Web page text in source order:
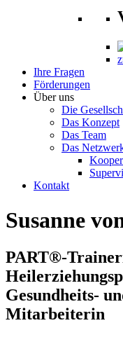
Ihre Fragen
Förderungen
Über uns
Die
Das Konzept
Das Team
Das
Kontakt
Susanne
PART®-
Gesundheits-
Mitarbeiterin